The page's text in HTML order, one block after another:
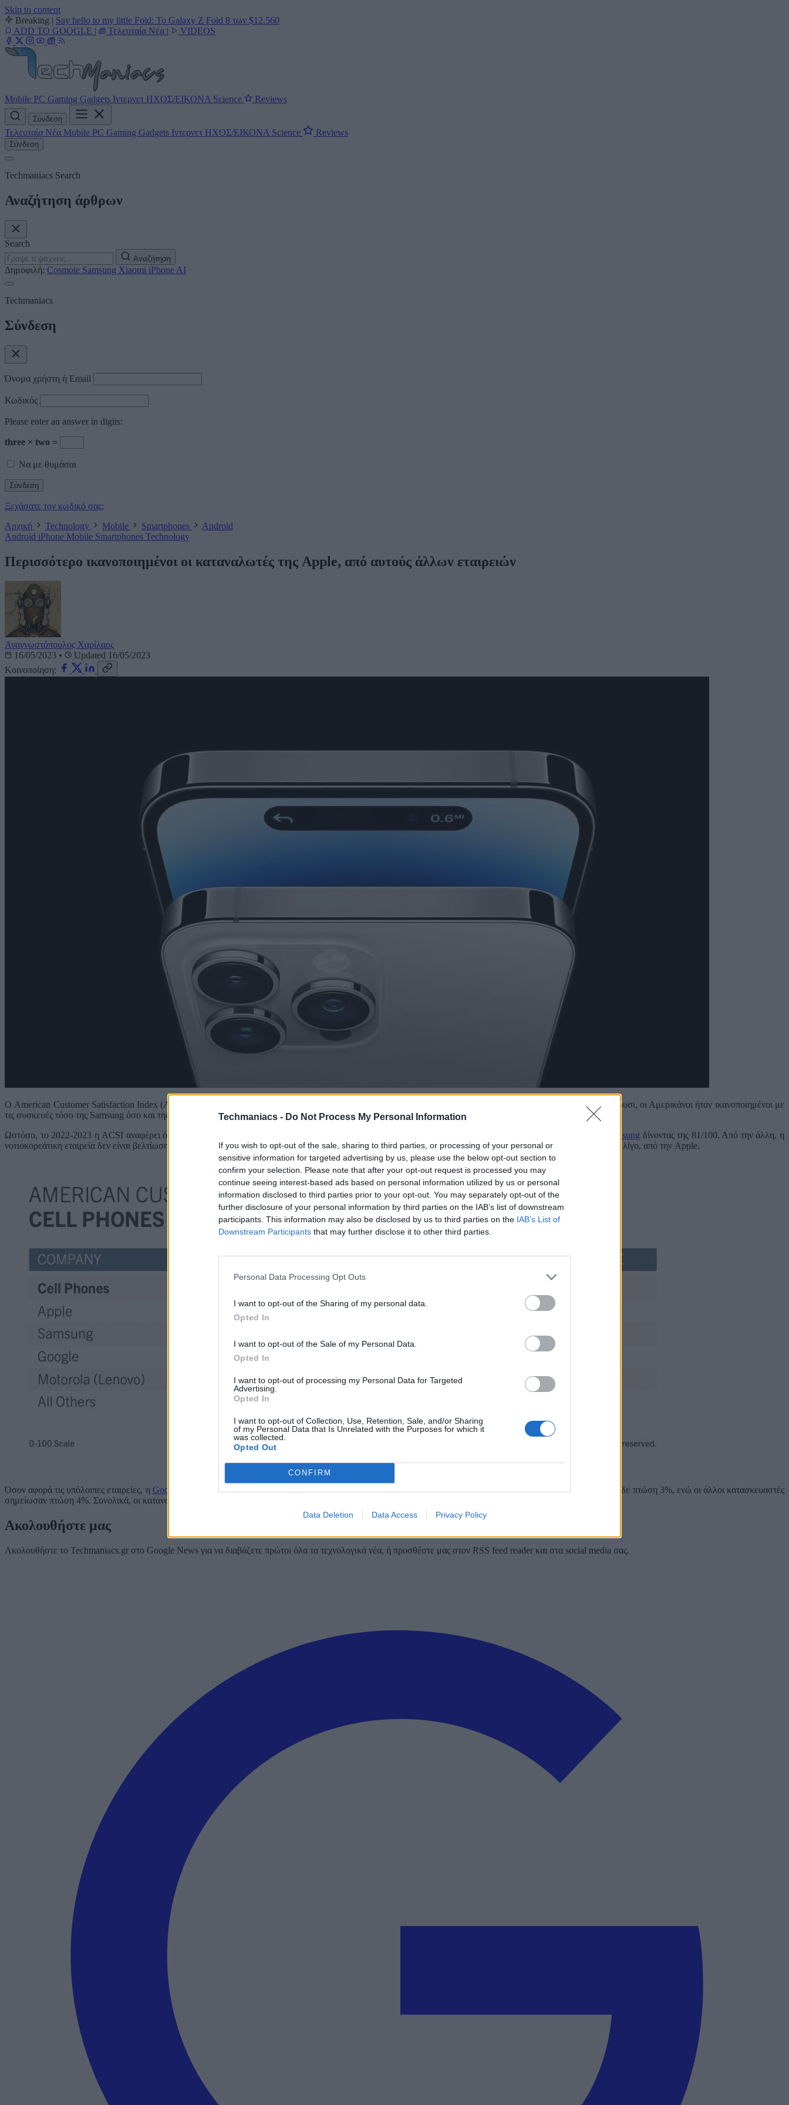
Techmaniacs - Do Not Process My Personal Information
If you wish to opt-out of the sale, sharing to third parties, or processing of your personal or
sensitive information for targeted advertising by us, please use the below opt-out section to
confirm your selection. Please note that after your opt-out request is processed you may
continue seeing interest-based ads based on personal information utilized by us or personal
information disclosed to third parties prior to your opt-out. You may separately opt-out of the
further disclosure of your personal information by third parties on the IAB’s list of downstream
participants. This information may also be disclosed by us to third parties on the IAB’s List of
Downstream Participants that may further disclose it to other third parties.
Personal Data Processing Opt Outs
I want to opt-out of the Sharing of my personal data.
Opted In
I want to opt-out of the Sale of my Personal Data.
Opted In
I want to opt-out of processing my Personal Data for Targeted
Advertising.
Opted In
I want to opt-out of Collection, Use, Retention, Sale, and/or Sharing
of my Personal Data that Is Unrelated with the Purposes for which it
was collected.
Opted Out
CONFIRM
Data Deletion Data Access Privacy Policy
Skip to content
Breaking | Say hello to my little Fold: Το Galaxy Z Fold 8 των $12.560
ADD TO GOOGLE | Τελευταία Νέα | VIDEOS
Mobile PC Gaming Gadgets Ιντερνετ ΗΧΟΣ/ΕΙΚΟΝΑ Science Reviews
Σύνδεση
Τελευταία Νέα Mobile PC Gaming Gadgets Ιντερνετ ΗΧΟΣ/ΕΙΚΟΝΑ Science Reviews
Σύνδεση
Techmaniacs Search
Αναζήτηση άρθρων
Search
Αναζήτηση
Δημοφιλή: Cosmote Samsung Xiaomi iPhone AI
Techmaniacs
Σύνδεση
Όνομα χρήστη ή Email
Κωδικός
Please enter an answer in digits:
three × two =
Να με θυμάσαι
Ξεχάσατε τον κωδικό σας;
Αρχική
Technology Mobile Smartphones
Android
Android iPhone Mobile Smartphones Technology
Περισσότερο ικανοποιημένοι οι καταναλωτές της Apple, από αυτούς άλλων εταιρειών
Αναγνωστόπουλος Χαρίλαος
16/05/2023 •
Updated 16/05/2023
Κοινοποίηση:
Ο American Customer Satisfaction Index (ACSI), κάθε χρόνο, δημοσιεύει μία αναφορά σχετικά με τις απόψεις των καταναλωτών για τις εταιρείες smartphones. Πέρυσι, οι Αμερικάνοι ήταν ικανοποιημένοι με
τις συσκευές τόσο της Samsung όσο και της Apple, καθώς και οι δύο εταιρείες είχαν βαθμολογία 80/100.
Ωστόσο, το 2022-2023 η ACSI αναφέρει ότι τα πράγματα άλλαξαν. Οι καταναλωτές στις ΗΠΑ θεωρούν ότι η
Samsung δίνοντας της 81/100. Από την άλλη, η
νοτιοκορεάτικη εταιρεία δεν είναι βελτίωση ούτε επιδείνωση, παραμένοντας στο 80/100. Αυτό σημαίνει ότι οι καταναλωτές είναι πιο πολύ ικανοποιημένοι, έστω και λίγο, από την Apple.
Όσον αφορά τις υπόλοιπες εταιρείες, η Google
είδε την ικανοποίηση των καταναλωτών να αυξάνεται κατά 1%, πηγαίνοντας από το 77/100 στο 78/100, η Motorola είδε πτώση 3%, ενώ οι άλλοι κατασκευαστές
σημείωσαν πτώση 4%. Συνολικά, οι καταναλωτές παραμένουν το ίδιο ικανοποιημένοι από τις εταιρείες.
Ακολουθήστε μας
Ακολουθήστε το Techmaniacs.gr στο Google News για να διαβάζετε πρώτοι όλα τα τεχνολογικά νέα, ή προσθέστε μας στον RSS feed reader και στα social media σας.